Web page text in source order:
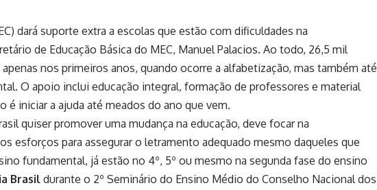
dará suporte extra a escolas que estão com dificuldades na
de Educação Básica do MEC, Manuel Palacios. Ao todo, 26,5 mil
nos primeiros anos, quando ocorre a alfabetização, mas também até
O apoio inclui educação integral, formação de professores e material
é iniciar a ajuda até meados do ano que vem.
quiser promover uma mudança na educação, deve focar na
esforços para assegurar o letramento adequado mesmo daqueles que
fundamental, já estão no 4º, 5º ou mesmo na segunda fase do ensino
Brasil durante o 2º Seminário do Ensino Médio do Conselho Nacional dos